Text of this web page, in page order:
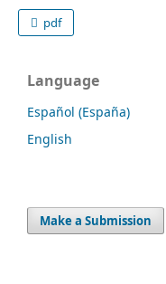
pdf
Language
Español (España)
English
Make a Submission